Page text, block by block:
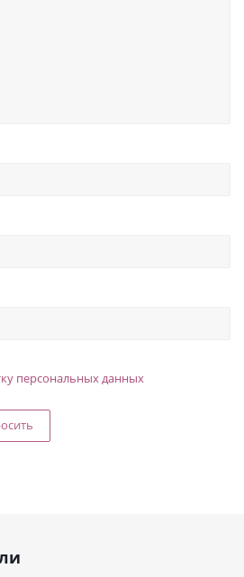
персональных данных